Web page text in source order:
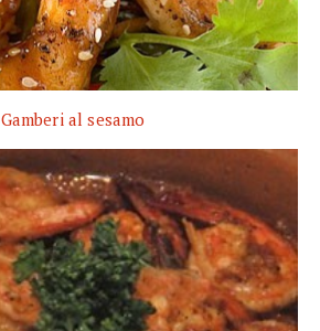
Gamberi al sesamo